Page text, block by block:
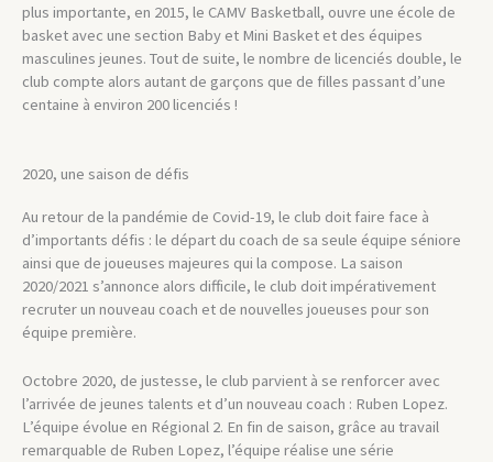
plus importante, en 2015, le CAMV Basketball, ouvre une école de
basket avec une section Baby et Mini Basket et des équipes
masculines jeunes. Tout de suite, le nombre de licenciés double, le
club compte alors autant de garçons que de filles passant d’une
centaine à environ 200 licenciés !
2020, une saison de défis
Au retour de la pandémie de Covid-19, le club doit faire face à
d’importants défis : le départ du coach de sa seule équipe séniore
ainsi que de joueuses majeures qui la compose. La saison
2020/2021 s’annonce alors difficile, le club doit impérativement
recruter un nouveau coach et de nouvelles joueuses pour son
équipe première.
Octobre 2020, de justesse, le club parvient à se renforcer avec
l’arrivée de jeunes talents et d’un nouveau coach : Ruben Lopez.
L’équipe évolue en Régional 2. En fin de saison, grâce au travail
remarquable de Ruben Lopez, l’équipe réalise une série